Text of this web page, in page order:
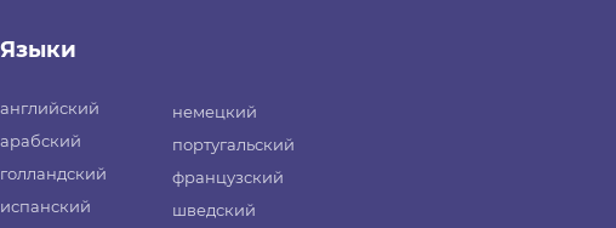
Языки
английский
арабский
голландский
испанский
немецкий
португальский
французский
шведский